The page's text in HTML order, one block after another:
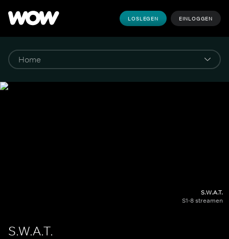
LOSLEGEN EINLOGGEN
S.W.A.T.
S1-8 streamen
S.W.A.T.